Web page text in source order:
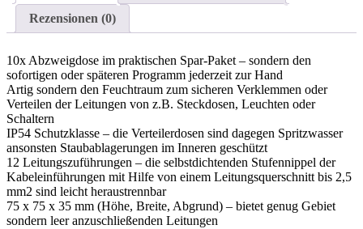
Rezensionen (0)
10x Abzweigdose im praktischen Spar-Paket – sondern den
sofortigen oder späteren Programm jederzeit zur Hand
Artig sondern den Feuchtraum zum sicheren Verklemmen oder
Verteilen der Leitungen von z.B. Steckdosen, Leuchten oder
Schaltern
IP54 Schutzklasse – die Verteilerdosen sind dagegen Spritzwasser
ansonsten Staubablagerungen im Inneren geschützt
12 Leitungszuführungen – die selbstdichtenden Stufennippel der
Kabeleinführungen mit Hilfe von einem Leitungsquerschnitt bis 2,5
mm2 sind leicht heraustrennbar
75 x 75 x 35 mm (Höhe, Breite, Abgrund) – bietet genug Gebiet
sondern leer anzuschließenden Leitungen